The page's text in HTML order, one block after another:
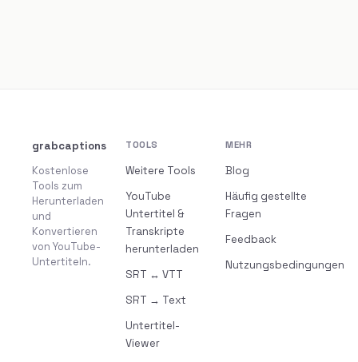
grabcaptions
Kostenlose
Tools zum
Herunterladen
und
Konvertieren
von YouTube-
Untertiteln.
TOOLS
Weitere Tools
YouTube
Untertitel &
Transkripte
herunterladen
SRT ↔ VTT
SRT → Text
Untertitel-
Viewer
MEHR
Blog
Häufig gestellte
Fragen
Feedback
Nutzungsbedingungen